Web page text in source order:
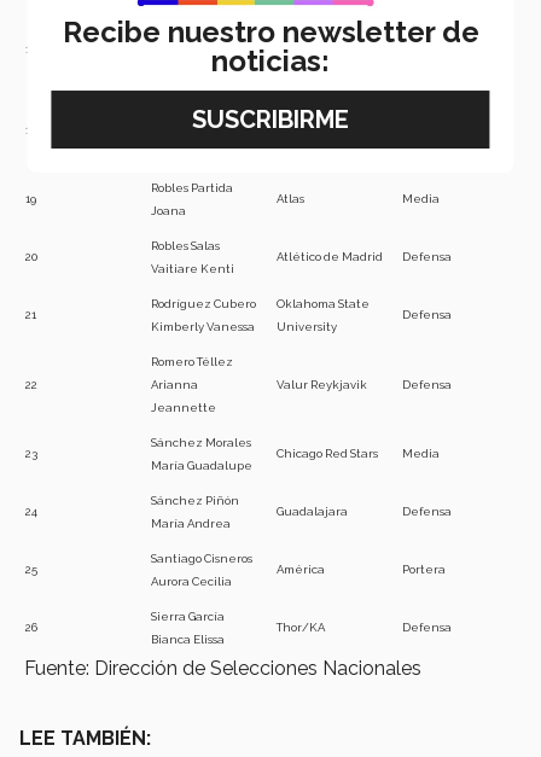
17
Palacios
Hernández Kiana
Real Sociedad
18
Hernández Lydia
Tigres de la U.A.N.L
19
Robles Partida
Joana
Atlas Media
20
Robles Salas
Vaitiare Kenti
Atlético de Madrid Defensa
21
Rodríguez Cubero
Kimberly Vanessa
Oklahoma State
University
Defensa
22
Romero Téllez
Arianna
Jeannette
Valur Reykjavik Defensa
23
Sánchez Morales
María Guadalupe
Chicago Red Stars Media
24
Sánchez Piñón
María Andrea
Guadalajara Defensa
25
Santiago Cisneros
Aurora Cecilia
América Portera
26
Sierra García
Bianca Elissa
Thor/KA Defensa
Fuente: Dirección de Selecciones Nacionales
LEE TAMBIÉN:
Recibe nuestro newsletter de
noticias: